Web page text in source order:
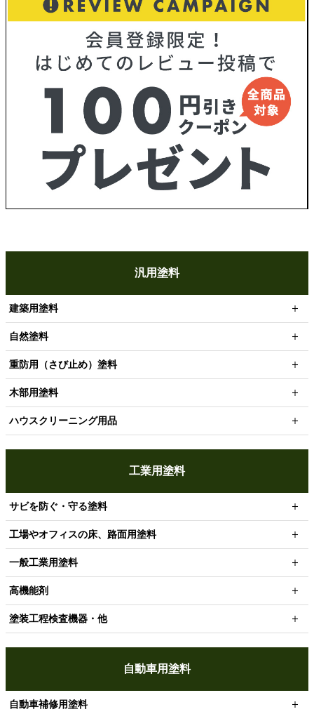
汎用塗料
建築用塗料
自然塗料
重防用（さび止め）塗料
木部用塗料
ハウスクリーニング用品
工業用塗料
サビを防ぐ・守る塗料
工場やオフィスの床、路面用塗料
一般工業用塗料
高機能剤
塗装工程検査機器・他
自動車用塗料
自動車補修用塗料